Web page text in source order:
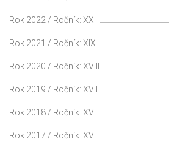
Rok 2022 / Ročník: XX
Rok 2021 / Ročník: XIX
Rok 2020 / Ročník: XVIII
Rok 2019 / Ročník: XVII
Rok 2018 / Ročník: XVI
Rok 2017 / Ročník: XV